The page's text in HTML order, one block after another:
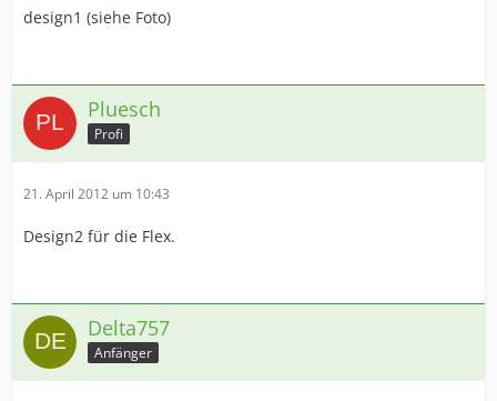
design1 (siehe Foto)
Pluesch
Profi
21. April 2012 um 10:43
Design2 für die Flex.
Delta757
Anfänger